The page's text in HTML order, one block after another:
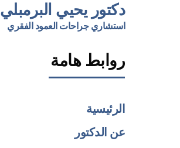
دكتور يحيي البرمبلي
استشاري جراحات العمود الفقري
روابط هامة
الرئيسية
عن الدكتور